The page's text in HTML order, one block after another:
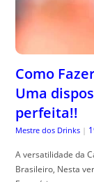
Como
Uma
perfeita!!
Mestre dos Drinks |
A versatilidade da
Brasileiro, Nesta